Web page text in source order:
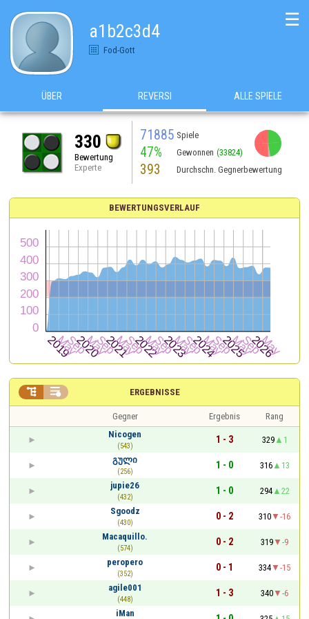
a1b2c3d4
Fod-Gott
☰
ÜBER REVERSI ALLE SPIELE
330
Bewertung
Experte
71885 Spiele
47% Gewonnen (33824)
393 Durchschn. Gegnerbewertung
BEWERTUNGSVERLAUF
ERGEBNISSE
 
Gegner Ergebnis
Rang
Nicogen
(543)
1 - 3 329
1
გული
(256)
1 - 0 316
13
jupie26
(432)
1 - 0 294
22
Sgoodz
(430)
0 - 2 310
-16
Macaquillo.
(574)
0 - 2 319
-9
peropero
(352)
0 - 1 334
-15
agile001
(448)
1 - 3 340
-6
iMan